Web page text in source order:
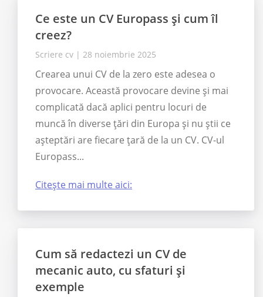
Ce este un CV Europass și cum îl
creez?
Scriere cv | 28 noiembrie 2025
Crearea unui CV de la zero este adesea o
provocare. Această provocare devine și mai
complicată dacă aplici pentru locuri de
muncă în diverse țări din Europa și nu știi ce
așteptări are fiecare țară de la un CV. CV-ul
Europass...
Citește mai multe aici:
Cum să redactezi un CV de
mecanic auto, cu sfaturi și
exemple